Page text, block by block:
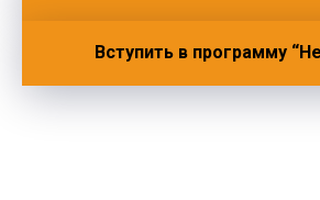
Вступить в программу